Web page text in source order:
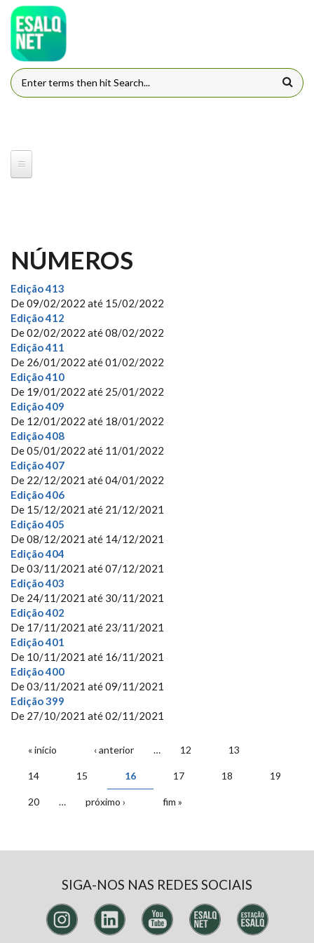
Pular para o conteúdo principal
FORMULÁRIO DE BUSCA
NÚMEROS
Edição 413
De09/02/2022 até 15/02/2022
Edição 412
De02/02/2022 até08/02/2022
Edição 411
De 26/01/2022 até01/02/2022
Edição 410
De 19/01/2022 até 25/01/2022
Edição 409
De 12/01/2022 até 18/01/2022
Edição 408
De05/01/2022 até 11/01/2022
Edição 407
De 22/12/2021 até04/01/2022
Edição 406
De 15/12/2021 até 21/12/2021
Edição 405
De08/12/2021 até 14/12/2021
Edição 404
De03/11/2021 até07/12/2021
Edição 403
De 24/11/2021 até 30/11/2021
Edição 402
De 17/11/2021 até 23/11/2021
Edição 401
De 10/11/2021 até 16/11/2021
Edição 400
De03/11/2021 até09/11/2021
Edição 399
De 27/10/2021 até02/11/2021
PÁGINAS
« início ‹ anterior … 12 13
14 15 16 17 18 19
20 … próximo › fim »
SIGA-NOS NAS REDES SOCIAIS